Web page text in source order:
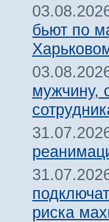
бьют по
мужчину,
риска